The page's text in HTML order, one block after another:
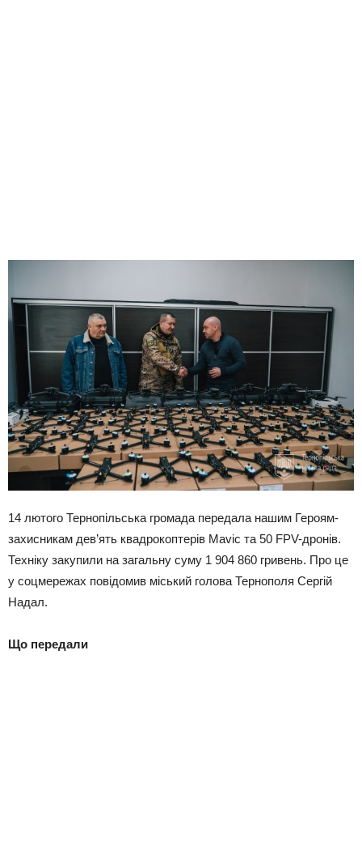
14 лютого Тернопільська громада передала нашим Героям-
захисникам дев’ять квадрокоптерів Mavic та 50 FPV-дронів.
Техніку закупили на загальну суму 1 904 860 гривень. Про це
у соцмережах повідомив міський голова Тернополя Сергій
Надал.
Що передали